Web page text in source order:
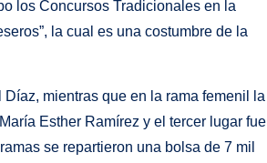
los Concursos Tradicionales en la
la cual es una costumbre de la
mientras que en la rama femenil la
Esther Ramírez y el tercer lugar fue
se repartieron una bolsa de 7 mil